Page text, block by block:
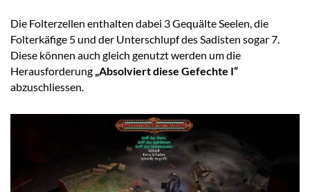
Die Folterzellen enthalten dabei 3 Gequälte Seelen, die
Folterkäfige 5 und der Unterschlupf des Sadisten sogar 7.
Diese können auch gleich genutzt werden um die
Herausforderung „Absolviert diese Gefechte I“
abzuschliessen.